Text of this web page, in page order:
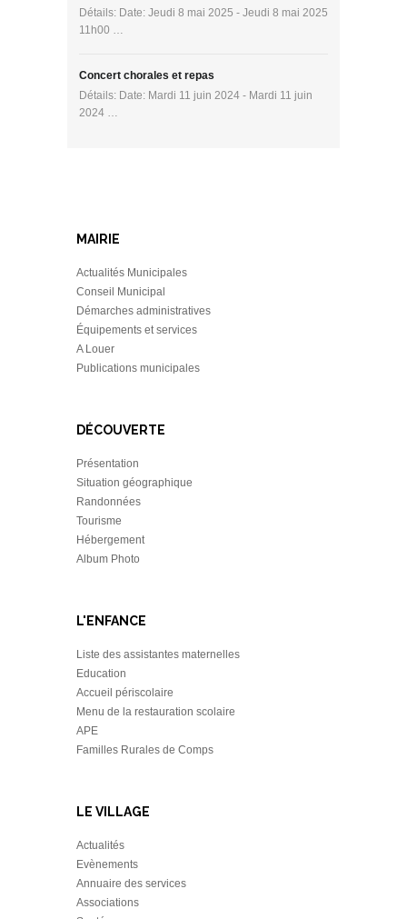
Détails: Date: Jeudi 8 mai 2025 - Jeudi 8 mai 2025
11h00 …
Concert chorales et repas
Détails: Date: Mardi 11 juin 2024 - Mardi 11 juin
2024 …
MAIRIE
Actualités Municipales
Conseil Municipal
Démarches administratives
Équipements et services
A Louer
Publications municipales
DÉCOUVERTE
Présentation
Situation géographique
Randonnées
Tourisme
Hébergement
Album Photo
L'ENFANCE
Liste des assistantes maternelles
Education
Accueil périscolaire
Menu de la restauration scolaire
APE
Familles Rurales de Comps
LE VILLAGE
Actualités
Evènements
Annuaire des services
Associations